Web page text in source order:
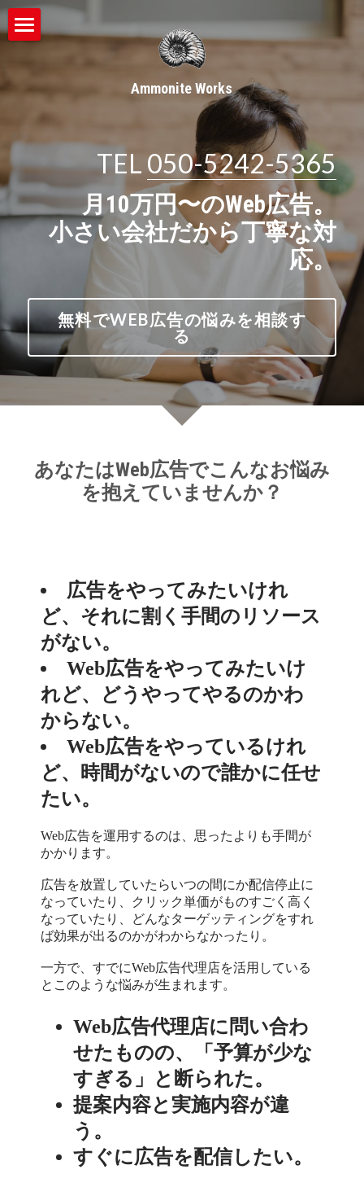
Ammonite Works
WEB広告
SNS活用
eスポーツ
eSports魂
ゲーマーズ・ナビ
eスポーツ
ゲーム
サービス
インフルエンサー募集
CS Tool
検索
お問い合わせ
TEL 050-5242-5365
月10万円〜のWeb広告。
小さい会社だから丁寧な対
応。
無料でWEB広告の悩みを相談す
る
あなたはWeb広告でこんなお悩み
を抱えていませんか？